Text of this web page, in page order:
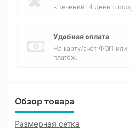
в течении 14 дней с
Удобная оплата
На карту/счёт ФОП или
платёж.
Обзор товара
Размерная сетка